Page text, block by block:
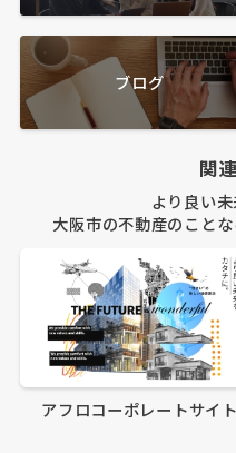
ブログ
関
より良い未
大阪市の不動産のこと
アフロコーポレートサイト